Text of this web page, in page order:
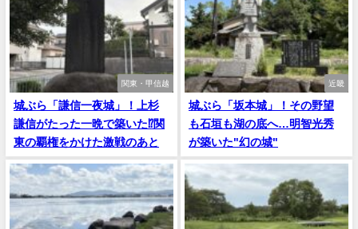
関東・甲信越
城ぶら「謙信一夜城」！上杉
謙信がたった一晩で築いた⁉関
東の覇権をかけた激戦のあと
近畿
城ぶら「坂本城」！その野望
も石垣も湖の底へ…明智光秀
が築いた"幻の城"